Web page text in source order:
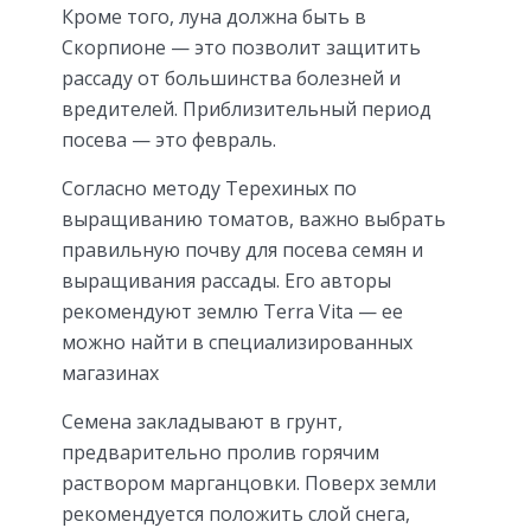
Кроме того, луна должна быть в
Скорпионе — это позволит защитить
рассаду от большинства болезней и
вредителей. Приблизительный период
посева — это февраль.
Согласно методу Терехиных по
выращиванию томатов, важно выбрать
правильную почву для посева семян и
выращивания рассады. Его авторы
рекомендуют землю Terra Vita — ее
можно найти в специализированных
магазинах
Семена закладывают в грунт,
предварительно пролив горячим
раствором марганцовки. Поверх земли
рекомендуется положить слой снега,